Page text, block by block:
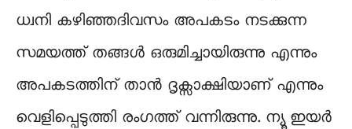
ധ്വനി കഴിഞ്ഞദിവസം അപകടം നടക്കുന്ന
സമയത്ത് തങ്ങൾ ഒരുമിച്ചായിരുന്നു എന്നും
അപകടത്തിന് താൻ ദൃക്സാക്ഷിയാണ് എന്നും
വെളിപ്പെടുത്തി രംഗത്ത് വന്നിരുന്നു. ന്യൂ ഇയർ